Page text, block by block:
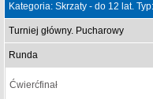
Kategoria: Skrzaty - do 12 lat.
Turniej główny. Pucharowy
Runda
Ćwierćfinał